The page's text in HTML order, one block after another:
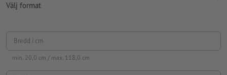
Välj format
Bredd i cm
min. 20,0 cm / max. 118,0 cm